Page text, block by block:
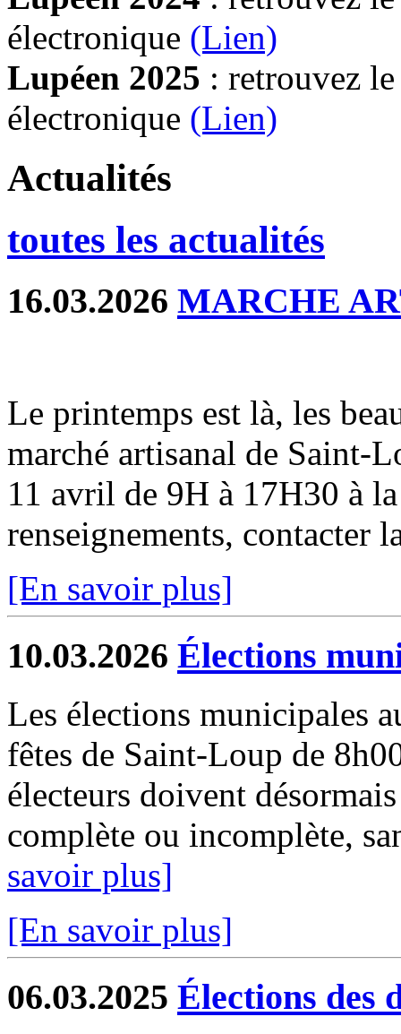
électronique (Lien)
Lupéen 2025 : retrouvez
électronique (Lien)
Actualités
toutes les actualités
16.03.2026 MARCHE
Le printemps est là, les
marché artisanal de Saint-
11 avril de 9H à 17H30 à
renseignements, contacter
[En savoir plus]
10.03.2026 Élections
Les élections municipales
fêtes de Saint-Loup de
électeurs doivent
complète ou incomplète,
savoir plus]
[En savoir plus]
06.03.2025 Élections des